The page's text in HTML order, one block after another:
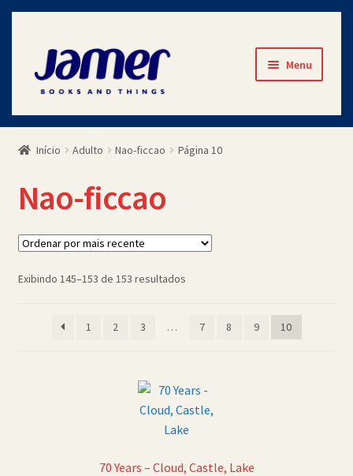
Pular
para
navegação
Pular
para
conteúdo
Menu
Início
Avaliações
Cart
Checkout
Contato
Minha Conta
Início Adulto Nao-ficcao Página 10
Nao-ficcao
Exibindo 145–153 de 153 resultadosClassificado
recente
1 2 3 … 7 8 9 10
70 Years – Cloud, Castle, Lake